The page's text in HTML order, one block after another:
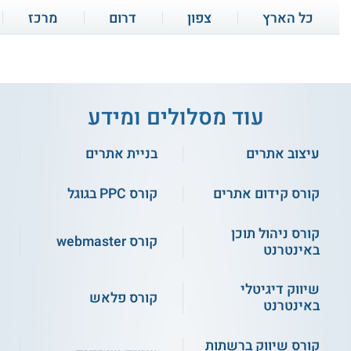
במסגרת הקורס נלמדים מגוון של נושאים, ביניהם גם:
תקשורת עם ספקים
SEOוביצוע
אופטימיזציה
Google AdWords
דרופשיפינג מאמזון
מחקר מוצרים
כל הארץ צפון דרום מרכז
באמזון - Amazon
התחילו ללמוד
מוצר מנצח באמזון -
התחילו ללמוד
עוד מסלולים ומידע
עיצוב אתרים
בניית אתרים
קורס קידום אתרים
קורס PPC בגוגל
קורס ניהול תוכן
באינטרנט
קורס webmaster
שיווק דיגיטלי
באינטרנט
קורס פלאש
קורס שיווק ברשתות